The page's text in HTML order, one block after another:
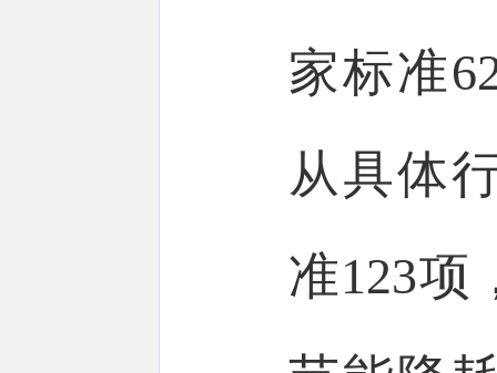
家标准
从具体
准123项